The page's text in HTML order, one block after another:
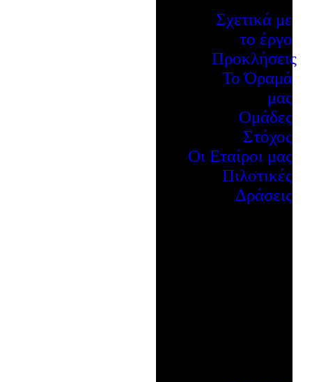
Σχετικά με
το έργο
Προκλήσεις
Το Όραμά
μας
Ομάδες
Στόχος
Οι Εταίροι μας
Πιλοτικές
Δράσεις